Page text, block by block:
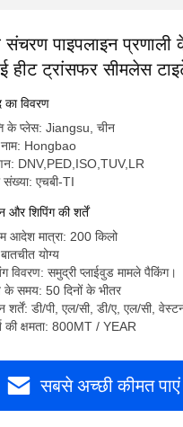
संचरण पाइपलाइन
हीट ट्रांसफर सीमलेस
का विवरण
के प्लेस: Jiangsu, चीन
नाम: Hongbao
DNV,PED,ISO,TUV,LR
संख्या: एचबी-TI
और शिपिंग की शर्तें
आदेश मात्रा: 200 किलो
योग्य
विवरण: समुद्री प्लाईवुड मामले पैकिंग।
के समय: 50 दिनों के भीतर
शर्तें: डी/पी, एल/सी, डी/ए, एल/सी,
की क्षमता: 800MT / YEAR
सबसे अच्छी कीमत पाएं